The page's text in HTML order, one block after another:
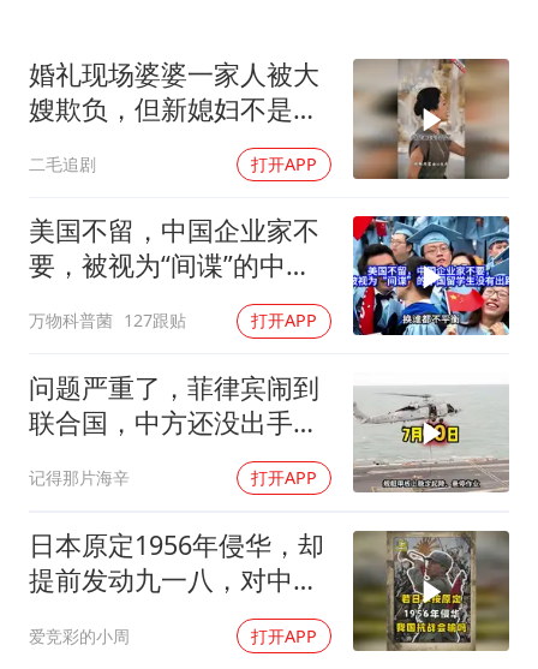
法国下周开始禁止未经同意的电话营销
吉林一“温度计大楼”读数爆表
多地要求领导干部带头休假
奋进开新局 实干挑大梁
婚礼现场婆婆一家人被大
嫂欺负，但新媳妇不是好
二毛追剧 打开APP
美国不留，中国企业家不
要，被视为“间谍”的中国
万物科普菌 127跟贴 打开APP
问题严重了，菲律宾闹到
联合国，中方还没出手，
记得那片海辛 打开APP
日本原定1956年侵华，却
提前发动九一八，对中国
爱竞彩的小周 打开APP